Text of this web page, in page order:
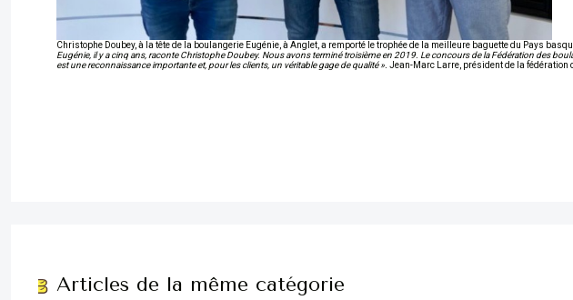
Christophe Doubey, à la tête de la boulangerie Eugénie, à Anglet, a remporté le trophée de la meilleure baguette du Pays
Eugénie, il y a cinq ans, raconte Christophe Doubey. Nous avons terminé troisième en 2019. Le concours de la Fédération des
est une reconnaissance importante et, pour les clients, un véritable gage de qualité ». Jean-Marc Larre, président de la
Articles de la même catégorie